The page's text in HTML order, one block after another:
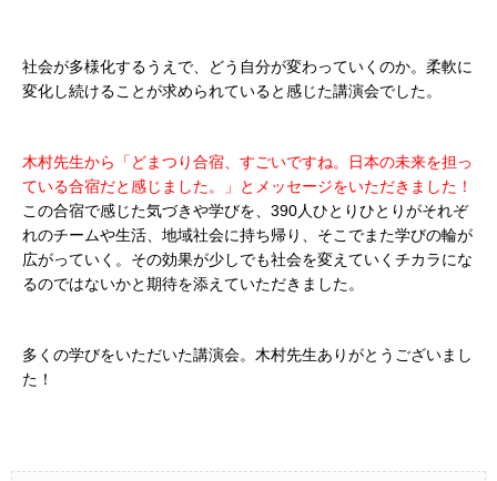
社会が多様化するうえで、どう自分が変わっていくのか。柔軟に
変化し続けることが求められていると感じた講演会でした。
木村先生から「どまつり合宿、すごいですね。日本の未来を担っ
ている合宿だと感じました。」とメッセージをいただきました！
この合宿で感じた気づきや学びを、390人ひとりひとりがそれぞ
れのチームや生活、地域社会に持ち帰り、そこでまた学びの輪が
広がっていく。その効果が少しでも社会を変えていくチカラにな
るのではないかと期待を添えていただきました。
多くの学びをいただいた講演会。木村先生ありがとうございまし
た！